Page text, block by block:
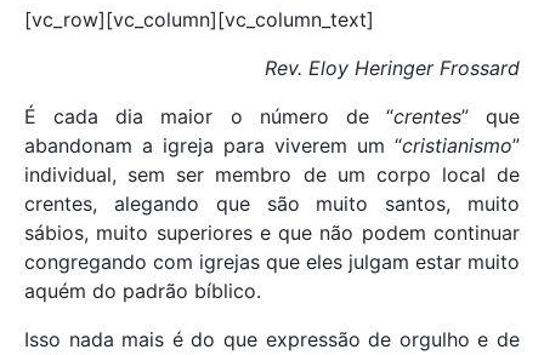
[vc_row][vc_column][vc_column_text]
Rev. Eloy Heringer Frossard
É cada dia maior o número de “crentes” que
abandonam a igreja para viverem um “cristianismo”
individual, sem ser membro de um corpo local de
crentes, alegando que são muito santos, muito
sábios, muito superiores e que não podem continuar
congregando com igrejas que eles julgam estar muito
aquém do padrão bíblico.
Isso nada mais é do que expressão de orgulho e de